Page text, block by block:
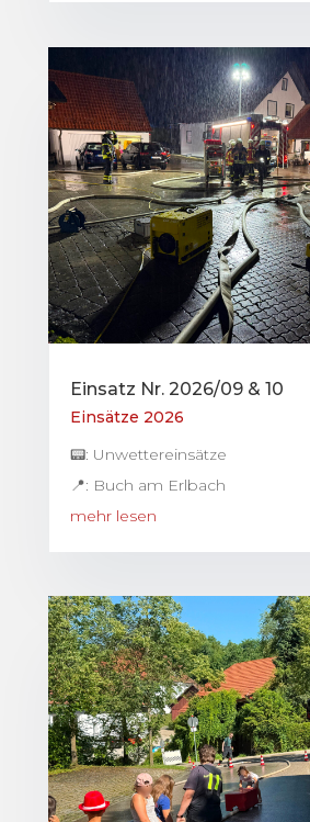
Einsatz Nr. 2026/09 & 10
Einsätze 2026
📟: Unwettereinsätze
📍: Buch am Erlbach
mehr lesen